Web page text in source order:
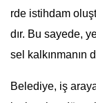
rde istihdam
dır. Bu sayede,
sel kalkınmanın
Belediye, iş